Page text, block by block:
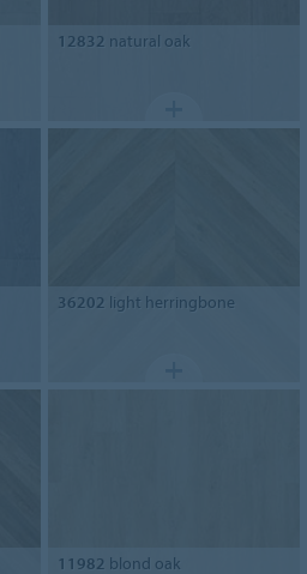
12832 natural oak
36202 light herringbone
11982 blond oak